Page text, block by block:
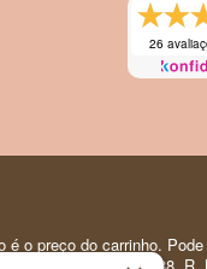
26
o preço do carrinho.